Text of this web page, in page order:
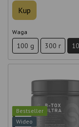
Kup
Waga
100 g 300 г
Bestseller
Wideo